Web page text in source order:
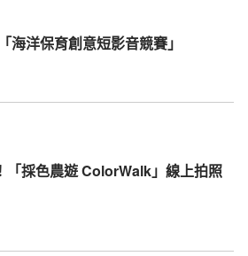
海洋保育創意短影音競賽」
「採色農遊 ColorWalk」線上拍照